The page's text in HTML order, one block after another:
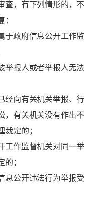
查，有下列情形的，不
：
于政府信息公开工作监
举报人或者举报人无法
经向有关机关举报、行
，有关机关没有作出不
裁定的；
工作监督机关对同一举
的；
息公开违法行为举报受